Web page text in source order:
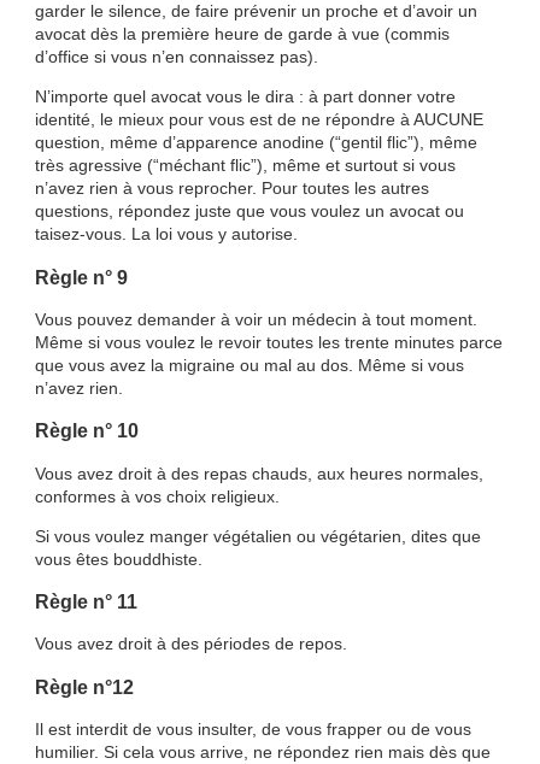
garder le silence, de faire prévenir un proche et d’avoir un
avocat dès la première heure de garde à vue (commis
d’office si vous n’en connaissez pas).
N’importe quel avocat vous le dira : à part donner votre
identité, le mieux pour vous est de ne répondre à AUCUNE
question, même d’apparence anodine (“gentil flic”), même
très agressive (“méchant flic”), même et surtout si vous
n’avez rien à vous reprocher. Pour toutes les autres
questions, répondez juste que vous voulez un avocat ou
taisez-vous. La loi vous y autorise.
Règle n° 9
Vous pouvez demander à voir un médecin à tout moment.
Même si vous voulez le revoir toutes les trente minutes parce
que vous avez la migraine ou mal au dos. Même si vous
n’avez rien.
Règle n° 10
Vous avez droit à des repas chauds, aux heures normales,
conformes à vos choix religieux.
Si vous voulez manger végétalien ou végétarien, dites que
vous êtes bouddhiste.
Règle n° 11
Vous avez droit à des périodes de repos.
Règle n°12
Il est interdit de vous insulter, de vous frapper ou de vous
humilier. Si cela vous arrive, ne répondez rien mais dès que